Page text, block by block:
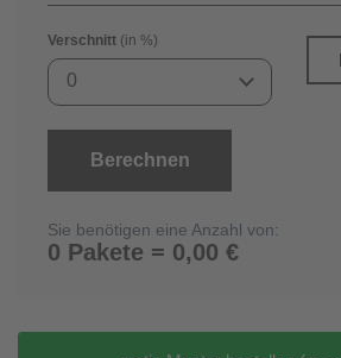
Verschnitt (in %)
0
Berechnen
Sie benötigen eine Anzahl von:
0 Pakete = 0,00 €